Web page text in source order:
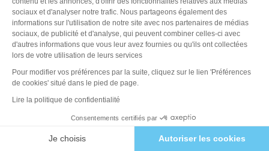
sociaux et d'analyser notre trafic. Nous partageons également des
informations sur l'utilisation de notre site avec nos partenaires de médias
sociaux, de publicité et d'analyse, qui peuvent combiner celles-ci avec
d'autres informations que vous leur avez fournies ou qu'ils ont collectées
lors de votre utilisation de leurs services
Pour modifier vos préférences par la suite, cliquez sur le lien 'Préférences
de cookies' situé dans le pied de page.
Lire la politique de confidentialité
Consentements certifiés par
Je choisis Autoriser les cookies
C'est une alternative pratique et abordable aux
piscines traditionnelles. Elle est facile à installer et
à démonter, et peut-être déplacée si nécessaire.
Les modèles sont disponibles dans différentes
tailles et formes pour s'adapter à tout espace
extérieur. Bien qu'elle ne soit pas aussi profonde
qu'une piscine enterrée, la piscine hors sol offre
fonctionnalités, telles que des échelles, des filtres
et des pompes. Elle est également plus facile à
entretenir qu'une piscine traditionnelle car elle
nécessite moins de produits chimiques et de